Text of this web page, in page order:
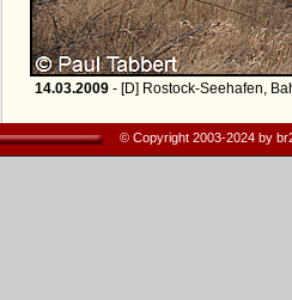
14.03.2009- [D] Rostock-Seehafen,
© Copyright 2003-2024 by